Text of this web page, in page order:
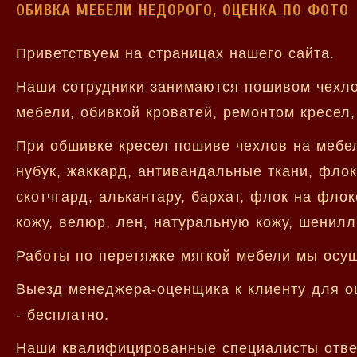
ОБИВКА МЕБЕЛИ НЕДОРОГО, ОЦЕНКА ПО ФОТО
Приветствуем на страницах нашего сайта.
Наши сотрудники занимаются пошивом
мебели, обивкой кроватей, ремонтом
При обшивке кресел пошиве чехлов на
нубук, жаккард, антивандальные ткани,
скотчгард, алькантару, бархат, флок на
кожу, велюр, лен, натуральную кожу,
Работы по перетяжке мягкой мебели мы
Выезд менеджера-оценщика к клиенту для
- бесплатно.
Наши квалифицированные специалисты